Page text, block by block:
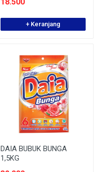
+ Keranjang
DAIA BUBUK BUNGA
1,5KG